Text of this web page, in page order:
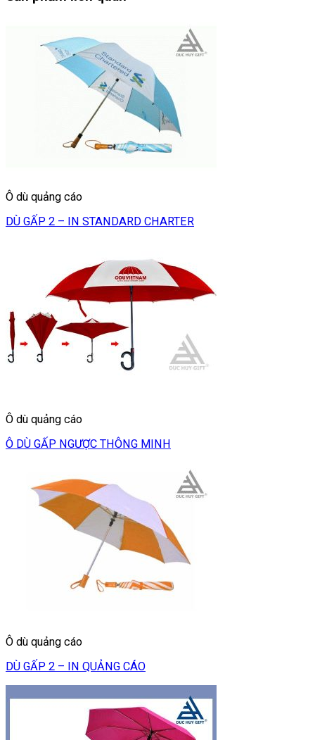
Ô dù quảng cáo
DÙ GẤP 2 – IN STANDARD CHARTER
Ô dù quảng cáo
Ô DÙ GẤP NGƯỢC THÔNG MINH
Ô dù quảng cáo
DÙ GẤP 2 – IN QUẢNG CÁO